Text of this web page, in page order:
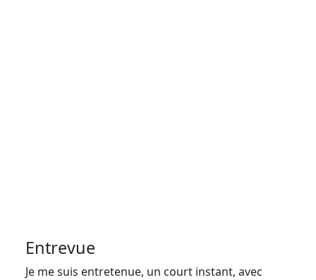
Entrevue
Je me suis entretenue, un court instant, avec